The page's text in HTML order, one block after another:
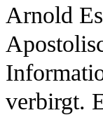
Arnold
verbirgt.